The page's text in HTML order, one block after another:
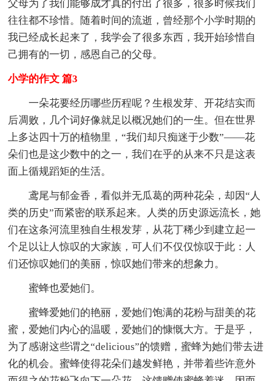
父母为了我们能够成才真的付出了很多，很多时候我们
往往都不珍惜。随着时间的流逝，曾经那个小学时期的
我已经成长起来了，我学会了很多东西，我开始珍惜自
己拥有的一切，感恩自己的父母。
小学的作文 篇3
一朵花要经历哪些历程呢？生根发芽、开花结实而
后凋败，几个词好像就足以概况她们的一生。但在世界
上多达四十万的植物里，“我们却只痴迷于少数”——花
朵们也是这少数中的之一，我们在乎的从来不只是这表
面上循规蹈矩的生活。
鸢尾与郁金香，看似并无瓜葛的两种花朵，却因“人
类的历史”而紧密的联系起来。人类的历史源远流长，她
们在这条河流里独自生根发芽，从花丁稀少到建立起一
个足以让人惊叹的大家族，可人们不仅仅惊叹于此：人
们还惊叹她们的美丽，惊叹她们带来的想象力。
蜜蜂也爱她们。
蜜蜂爱她们的艳丽，爱她们饱满的花粉与甜美的花
蜜，爱她们内心的温暖，爱她们的慷慨大方。于是乎，
为了感谢这些谓之“delicious”的馈赠，蜜蜂为她们带去进
化的机会。蜜蜂使得花朵们越发鲜艳，并带着些许意外